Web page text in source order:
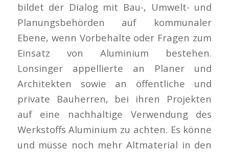
bildet der Dialog mit Bau-, Umwelt- und
Planungsbehörden auf kommunaler
Ebene, wenn Vorbehalte oder Fragen zum
Einsatz von Aluminium bestehen.
Lonsinger appellierte an Planer und
Architekten sowie an öffentliche und
private Bauherren, bei ihren Projekten
auf eine nachhaltige Verwendung des
Werkstoffs Aluminium zu achten. Es könne
und müsse noch mehr Altmaterial in den